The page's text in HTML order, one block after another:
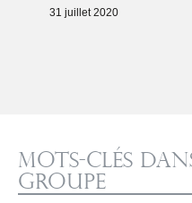
31 juillet 2020
Mots-clés
groupe